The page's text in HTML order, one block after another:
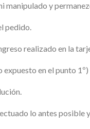
manipulado y
pedido.
realizado en la
en el punto 1º)
lo antes